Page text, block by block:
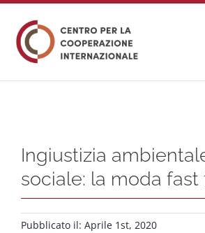
contenuto
HOME
Ingiustizia
sociale: la moda fast
Pubblicato il: Aprile 1st, 2020